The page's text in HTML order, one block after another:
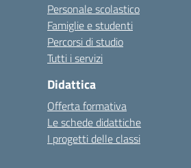
Personale scolastico
Famiglie e studenti
Percorsi di studio
Tutti i servizi
Didattica
Offerta formativa
Le schede didattiche
I progetti delle classi